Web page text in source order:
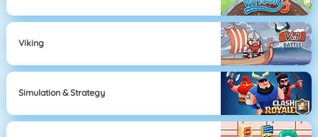
Viking
Simulation & Strategy